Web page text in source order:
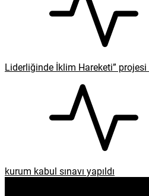
Liderliğinde İklim Hareketi”
kurum kabul sınavı yapıldı